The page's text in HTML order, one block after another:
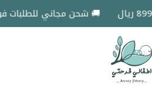
🚚 شحن مجاني للطلبات فوق 899
اطفالي فرحتي